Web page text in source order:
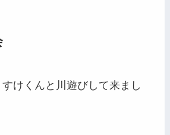
けくんと川遊びして来まし